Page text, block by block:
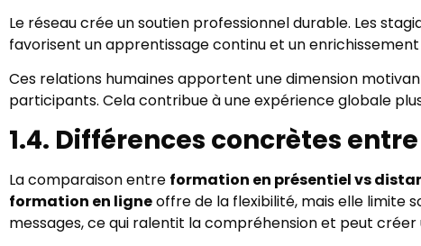
Le réseau crée un soutien professionnel durable. Les
favorisent un apprentissage continu et un
Ces relations humaines apportent une dimension
participants. Cela contribue à une expérience globale
1.4. Différences concrètes
La comparaison entre formation en présentiel vs
formation en ligneoffre de la flexibilité, mais elle limite
messages, ce qui ralentit la compréhension et peut